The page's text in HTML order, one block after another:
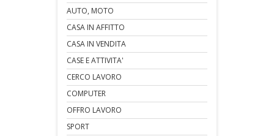
AUTO, MOTO
CASA IN AFFITTO
CASA IN VENDITA
CASE E ATTIVITA'
CERCO LAVORO
COMPUTER
OFFRO LAVORO
SPORT